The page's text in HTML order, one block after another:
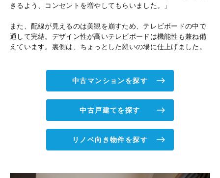
きるよう、コンセントを増やしてもらいました。」
また、配線が見えるのは美観を崩すため、テレビボードの中で
通して完結。デザイン性が高いテレビボードは機能性も兼ね備
えています。裏側は、ちょっとした憩いの場に仕上げました。
中古マンションを探す
中古戸建てを探す
リノベ向き物件を探す